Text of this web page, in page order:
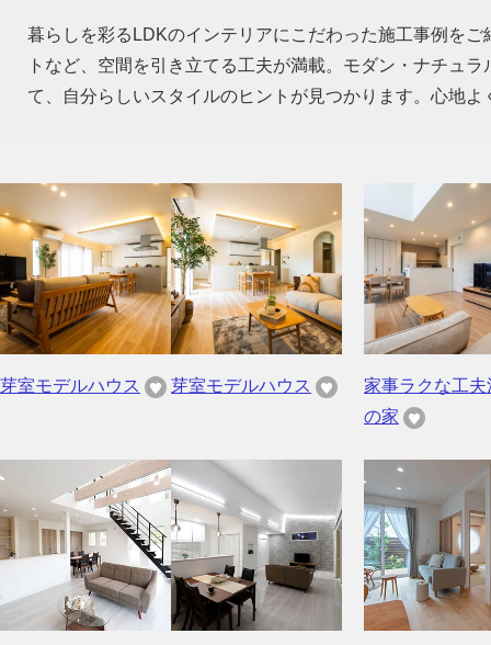
暮らしを彩るLDKのインテリアにこだわった施工事例を
トなど、空間を引き立てる工夫が満載。モダン・ナチュ
て、自分らしいスタイルのヒントが見つかります。心地
芽室モデルハウス 芽室モデルハウス
家事ラクな工夫
の家